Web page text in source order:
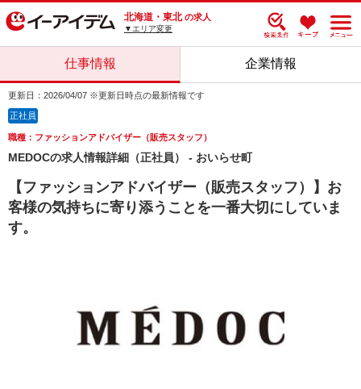
北海道・東北 の求人
▼エリア変更
仕事情報 企業情報
更新日：2026/04/07 ※更新日時点の最新情報です
正社員
職種：ファッションアドバイザー（販売スタッフ）
MEDOCの求人情報詳細（正社員） - おいらせ町
【ファッションアドバイザー（販売スタッフ）】お
客様の気持ちに寄り添うことを一番大切にしていま
す。